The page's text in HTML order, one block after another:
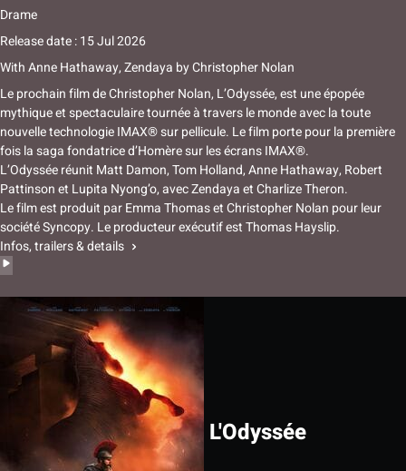
Drame
Release date : 15 Jul 2026
WithAnne Hathaway,Zendaya byChristopher Nolan
Le prochain film de Christopher Nolan, L’Odyssée, est une épopée
mythique et spectaculaire tournée à travers le monde avec la toute
nouvelle technologie IMAX® sur pellicule. Le film porte pour la première
fois la saga fondatrice d’Homère sur les écrans IMAX®.
L’Odyssée réunit Matt Damon, Tom Holland, Anne Hathaway, Robert
Pattinson et Lupita Nyong’o, avec Zendaya et Charlize Theron.
Le film est produit par Emma Thomas et Christopher Nolan pour leur
société Syncopy. Le producteur exécutif est Thomas Hayslip.
Infos, trailers & details
L'Odyssée